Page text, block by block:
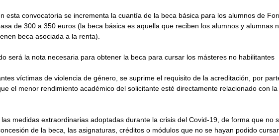
esta convocatoria se incrementa la cuantía de la beca básica para los alumnos de
de 300 a 350 euros (la beca básica es aquella que reciben los alumnos y alumnas
beca asociada a la renta).
será la nota necesaria para obtener la beca para cursar los másteres no habilitantes
víctimas de violencia de género, se suprime el requisito de la acreditación, por
el menor rendimiento académico del solicitante esté directamente relacionado con la
medidas extraordinarias adoptadas durante la crisis del Covid-19, de forma que no
de la beca, las asignaturas, créditos o módulos que no se hayan podido